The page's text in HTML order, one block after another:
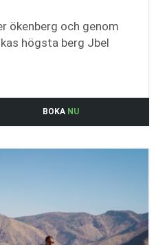
ökenberg och genom
högsta berg Jbel
BOKA NU